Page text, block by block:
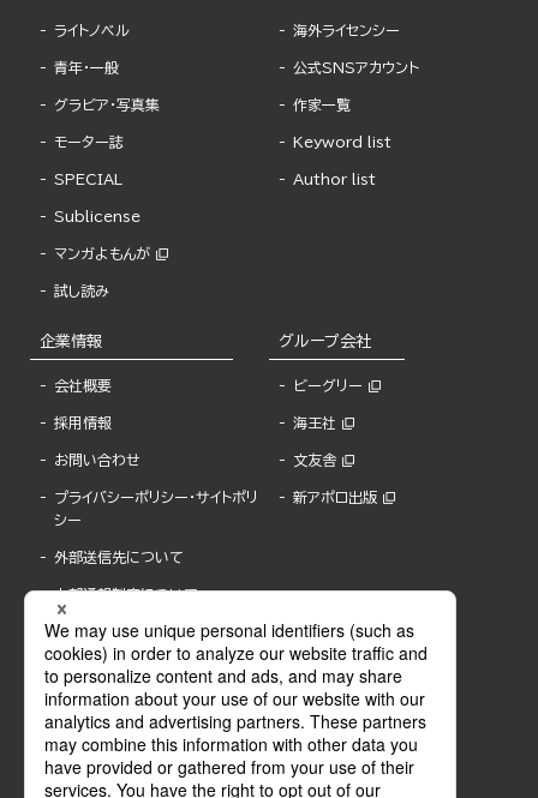
ライトノベル
青年・一般
グラビア・写真集
モーター誌
SPECIAL
Sublicense
マンガよもんが
試し読み
海外ライセンシー
公式SNSアカウント
作家一覧
Keyword list
Author list
企業情報
会社概要
採用情報
お問い合わせ
プライバシーポリシー・サイトポリ
シー
外部送信先について
内部通報制度について
グループ会社
ビーグリー
海王社
文友舎
新アポロ出版